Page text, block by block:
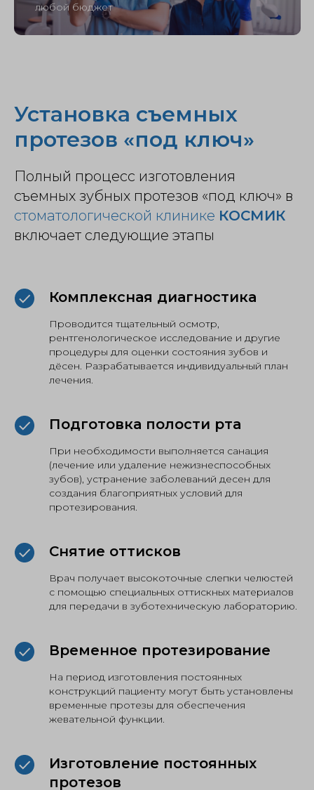
любой бюджет
Установка съемных
протезов «под ключ»
Полный процесс изготовления
съемных зубных протезов «под ключ» в
стоматологической клинике КОСМИК
включает следующие этапы
Комплексная диагностика
Проводится тщательный осмотр,
рентгенологическое исследование и другие
процедуры для оценки состояния зубов и
дёсен. Разрабатывается индивидуальный план
лечения.
Подготовка полости рта
При необходимости выполняется санация
(лечение или удаление нежизнеспособных
зубов), устранение заболеваний десен для
создания благоприятных условий для
протезирования.
Снятие оттисков
Врач получает высокоточные слепки челюстей
с помощью специальных оттискных материалов
для передачи в зуботехническую лабораторию.
Временное протезирование
На период изготовления постоянных
конструкций пациенту могут быть установлены
временные протезы для обеспечения
жевательной функции.
Изготовление постоянных
протезов